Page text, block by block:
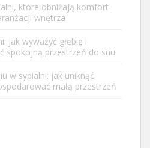
które obniżają komfort
wnętrza
jak wyważyć głębię i
spokojną przestrzeń do snu
w sypialni: jak uniknąć
małą przestrzeń